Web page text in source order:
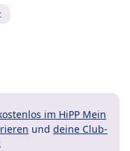
im HiPP Mein
und deine Club-